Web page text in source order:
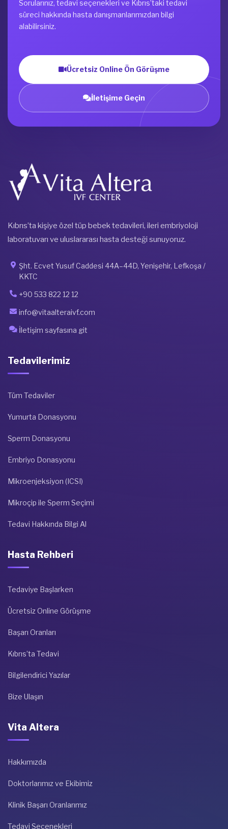
Sorularınız, tedavi seçenekleri ve Kıbrıs’taki tedavi
süreci hakkında hasta danışmanlarımızdan bilgi
alabilirsiniz.
Ücretsiz Online Ön Görüşme
İletişime Geçin
Kıbrıs’ta kişiye özel tüp bebek tedavileri, ileri embriyoloji
laboratuvarı ve uluslararası hasta desteği sunuyoruz.
Şht. Ecvet Yusuf Caddesi 44A–44D, Yenişehir, Lefkoşa /
KKTC
+90 533 822 12 12
info@vitaalteraivf.com
İletişim sayfasına git
Tedavilerimiz
Tüm Tedaviler
Yumurta Donasyonu
Sperm Donasyonu
Embriyo Donasyonu
Mikroenjeksiyon (ICSI)
Mikroçip ile Sperm Seçimi
Tedavi Hakkında Bilgi Al
Hasta Rehberi
Tedaviye Başlarken
Ücretsiz Online Görüşme
Başarı Oranları
Kıbrıs’ta Tedavi
Bilgilendirici Yazılar
Bize Ulaşın
Vita Altera
Hakkımızda
Doktorlarımız ve Ekibimiz
Klinik Başarı Oranlarımız
Tedavi Seçenekleri